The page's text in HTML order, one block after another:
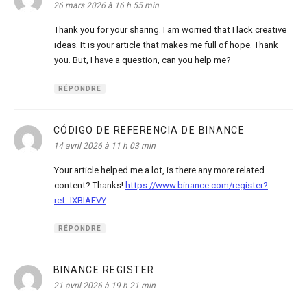
26 mars 2026 à 16 h 55 min
Thank you for your sharing. I am worried that I lack creative
ideas. It is your article that makes me full of hope. Thank
you. But, I have a question, can you help me?
RÉPONDRE
CÓDIGO DE REFERENCIA DE BINANCE
14 avril 2026 à 11 h 03 min
Your article helped me a lot, is there any more related
content? Thanks! https://www.binance.com/register?
ref=IXBIAFVY
RÉPONDRE
BINANCE REGISTER
21 avril 2026 à 19 h 21 min